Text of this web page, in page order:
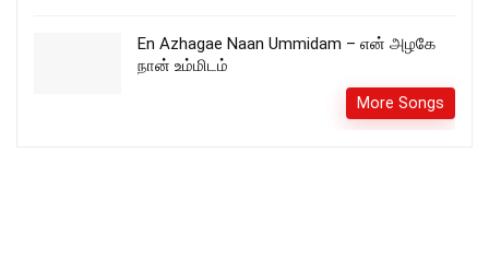
En Azhagae Naan Ummidam – என் அழகே
நான் உம்மிடம்
More Songs